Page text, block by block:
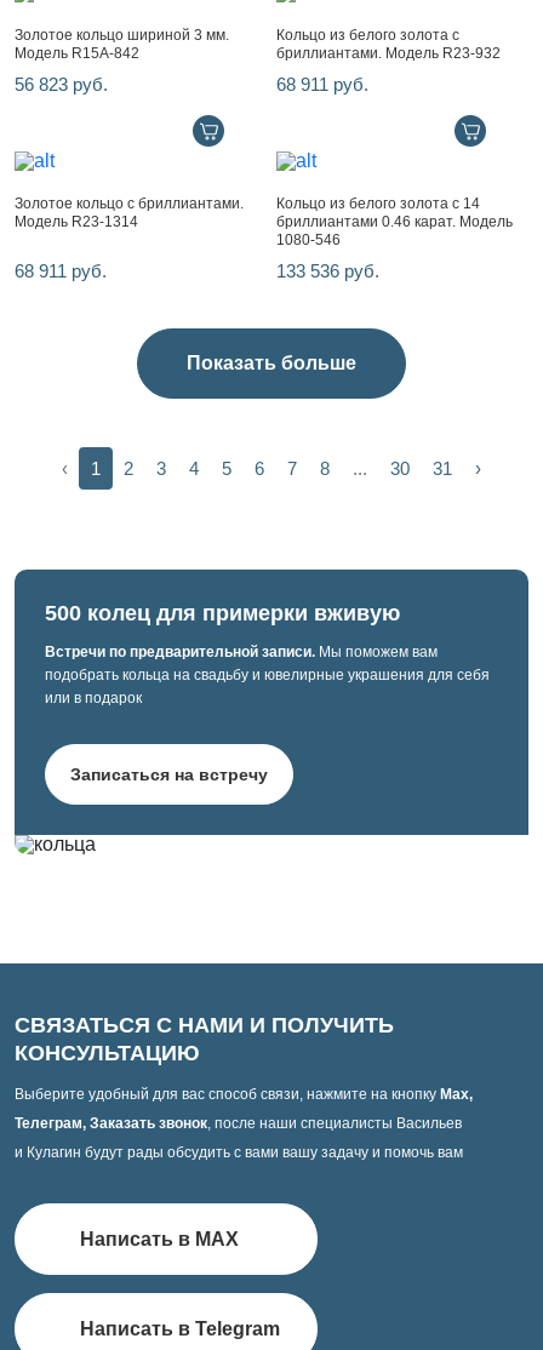
Золотое кольцо шириной 3 мм.
Модель R15A-842
56 823 руб.
Кольцо из белого золота с
бриллиантами. Модель R23-932
68 911 руб.
Золотое кольцо с бриллиантами.
Модель R23-1314
68 911 руб.
Кольцо из белого золота с 14
бриллиантами 0.46 карат. Модель
1080-546
133 536 руб.
Показать больше
‹ 1 2 3 4 5 6 7 8 ... 30 31 ›
500 колец для примерки вживую
Встречи по предварительной записи. Мы поможем вам
подобрать кольца на свадьбу и ювелирные украшения для себя
или в подарок
Записаться на встречу
СВЯЗАТЬСЯ С НАМИ И ПОЛУЧИТЬ
КОНСУЛЬТАЦИЮ
Выберите удобный для вас способ связи, нажмите на кнопку Max,
Телеграм, Заказать звонок, после наши специалисты Васильев
и Кулагин будут рады обсудить с вами вашу задачу и помочь вам
Написать в MAX
Написать в Telegram